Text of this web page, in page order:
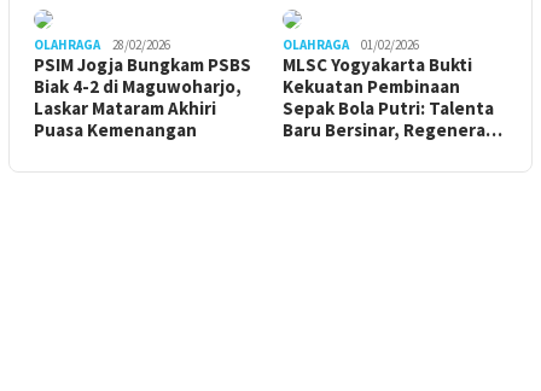
OLAHRAGA 28/02/2026
PSIM Jogja Bungkam PSBS
Biak 4-2 di Maguwoharjo,
Laskar Mataram Akhiri
Puasa Kemenangan
OLAHRAGA 01/02/2026
MLSC Yogyakarta Bukti
Kekuatan Pembinaan
Sepak Bola Putri: Talenta
Baru Bersinar, Regenera…